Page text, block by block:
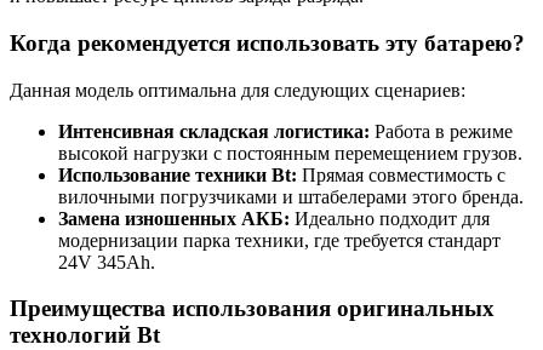
Когда рекомендуется использовать эту батарею?
Данная модель оптимальна для следующих сценариев:
Интенсивная складская логистика: Работа в режиме
высокой нагрузки с постоянным перемещением грузов.
Использование техники Bt: Прямая совместимость с
вилочными погрузчиками и штабелерами этого бренда.
Замена изношенных АКБ: Идеально подходит для
модернизации парка техники, где требуется стандарт
24V 345Ah.
Преимущества использования оригинальных
технологий Bt